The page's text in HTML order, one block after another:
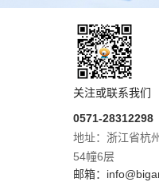
关注或联系我们
0571-28312298
地址：浙江省杭
54幢6层
邮箱：